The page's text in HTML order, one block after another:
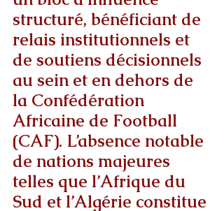
structuré, bénéficiant de
relais institutionnels et
de soutiens décisionnels
au sein et en dehors de
la Confédération
Africaine de Football
(CAF). L’absence notable
de nations majeures
telles que l’Afrique du
Sud et l’Algérie constitue